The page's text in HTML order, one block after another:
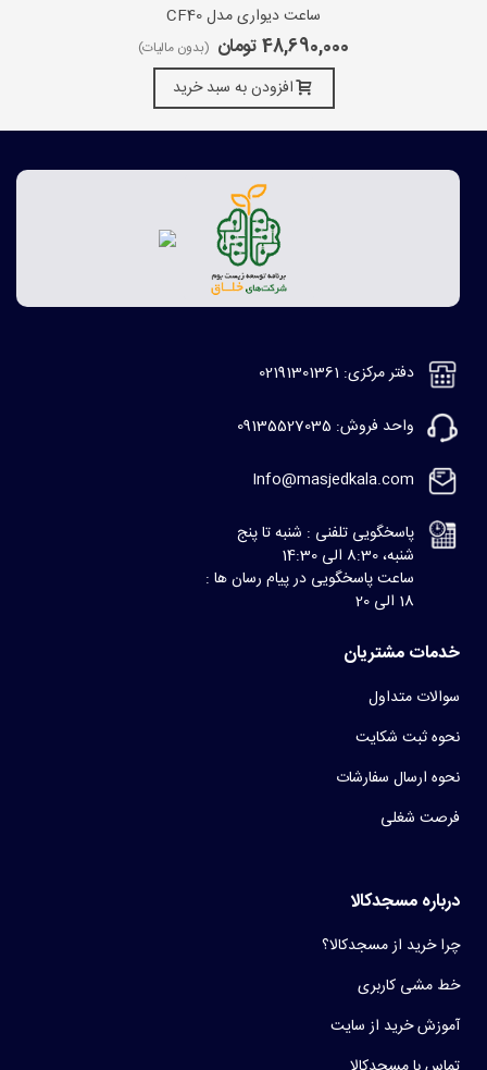
ساعت دیواری مدل CF40
48,690,000 تومان (بدون مالیات)
افزودن به سبد خرید
دفتر مرکزی: 02191301361
واحد فروش: 09135527035
Info@masjedkala.com
پاسخگویی تلفنی : شنبه تا پنج
شنبه، 8:30 الی 14:30
ساعت پاسخگویی در پیام رسان ها :
18 الی 20
خدمات مشتریان
سوالات متداول
نحوه ثبت شکایت
نحوه ارسال سفارشات
فرصت شغلی
درباره مسجدکالا
چرا خرید از مسجدکالا؟
خط مشی کاربری
آموزش خرید از سایت